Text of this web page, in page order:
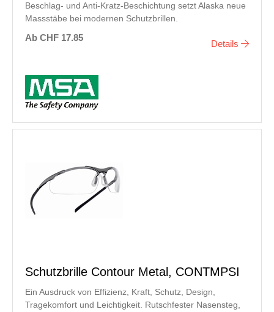
Beschlag- und Anti-Kratz-Beschichtung setzt Alaska neue
Massstäbe bei modernen Schutzbrillen.
Ab CHF 17.85
Details
Schutzbrille Contour Metal, CONTMPSI
Ein Ausdruck von Effizienz, Kraft, Schutz, Design,
Tragekomfort und Leichtigkeit. Rutschfester Nasensteg,